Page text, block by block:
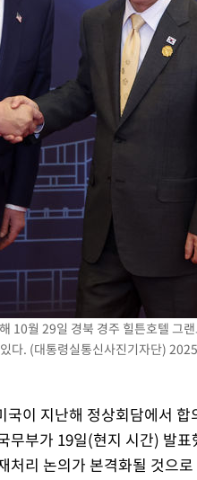
감
포착
하라 격파
꺾인다"
대 위협"
수용할까
불가피"
등 압수수색
10월 29일 경북 경주 힐튼호텔 그
다. (대통령실통신사진기자단)
이 지난해 정상회담에서
무부가 19일(현지 시간) 발
처리 논의가 본격화될 것으